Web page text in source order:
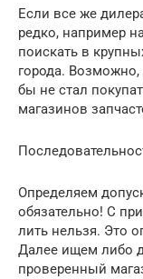
Если все же
редко, например
поискать в
города.
бы не стал
магазинов
Определяем
обязательно! С
лить нельзя. Это
Далее ищем либо
проверенный